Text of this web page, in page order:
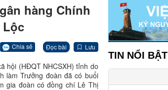
hàng Chính
Lộc
Chia sẻ Đọc bài Lưu
hội (HĐQT NHCSXH) tỉnh do
làm Trưởng đoàn đã có buổi
gia đoàn có đồng chí Lê Thị
TIN NỔI BẬT